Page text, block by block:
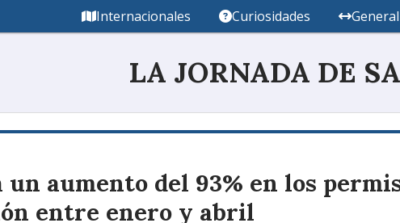
LA JORNADA DE
Internacionales Curiosidades General
un aumento del 93% en los
entre enero y abril